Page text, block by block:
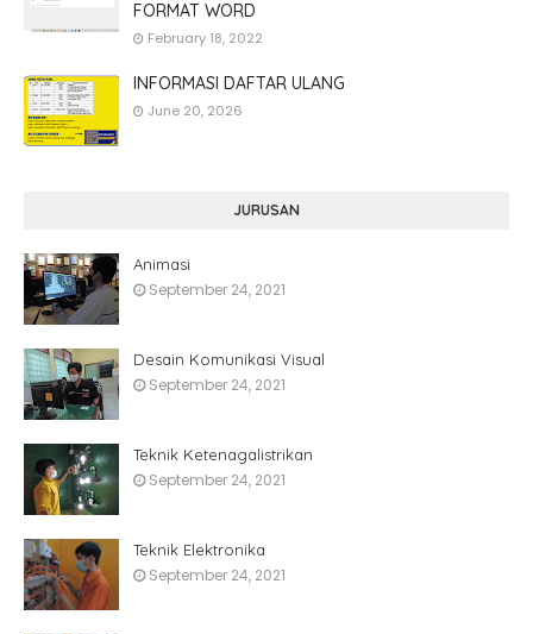
FORMAT WORD
February 18, 2022
INFORMASI DAFTAR ULANG
June 20, 2026
JURUSAN
Animasi
September 24, 2021
Desain Komunikasi Visual
September 24, 2021
Teknik Ketenagalistrikan
September 24, 2021
Teknik Elektronika
September 24, 2021